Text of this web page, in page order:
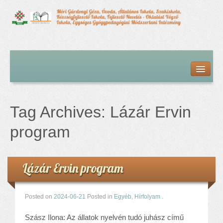
Hírfolyam
Alapdokumentumok
Órarendek (2025/26. tanév)
Szakkörök
Tanév rendje
Középfokú beiskolázás a 2026-2027-ös tanévben
Középfokú eredmények
Tag Archives: Lázár Ervin
program
Lázár Ervin program
Posted on 2024-06-21 Posted in Egyéb, Hírfolyam .
Szász Ilona: Az állatok nyelvén tudó juhász című